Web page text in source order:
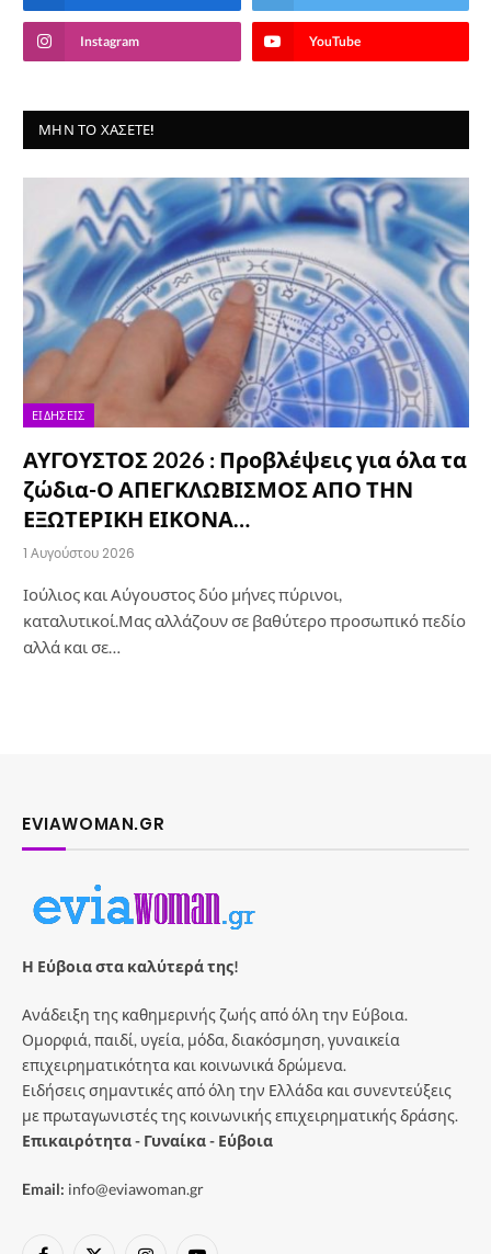
Instagram YouTube
ΜΗΝ ΤΟ ΧΆΣΕΤΕ!
ΕΙΔΉΣΕΙΣ
ΑΥΓΟΥΣΤΟΣ 2026 : Προβλέψεις για όλα τα
ζώδια-Ο ΑΠΕΓΚΛΩΒΙΣΜΟΣ ΑΠΟ ΤΗΝ
ΕΞΩΤΕΡΙΚΗ ΕΙΚΟΝΑ…
1 Αυγούστου 2026
Ιούλιος και Αύγουστος δύο μήνες πύρινοι,
καταλυτικοί.Μας αλλάζουν σε βαθύτερο προσωπικό πεδίο
αλλά και σε…
EVIAWOMAN.GR
Η Εύβοια στα καλύτερά της!
Ανάδειξη της καθημερινής ζωής από όλη την Εύβοια.
Ομορφιά, παιδί, υγεία, μόδα, διακόσμηση, γυναικεία
επιχειρηματικότητα και κοινωνικά δρώμενα.
Ειδήσεις σημαντικές από όλη την Ελλάδα και συνεντεύξεις
με πρωταγωνιστές της κοινωνικής επιχειρηματικής δράσης.
Επικαιρότητα - Γυναίκα - Εύβοια
Email: info@eviawoman.gr